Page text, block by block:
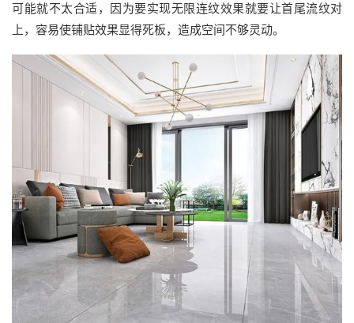
可能就不太合适， 因为要实现无限连纹效果就要让首尾流纹对
上，容易使铺贴效果显得死板， 造成空间不够灵动。